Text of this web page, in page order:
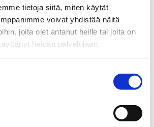
tietoja siitä, miten käytät
voivat yhdistää näitä
joita olet antanut heille tai joita on
heidän palvelujaan.
23.05.2023
tilastollisten